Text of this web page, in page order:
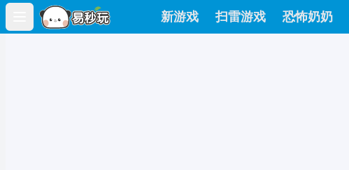
Open main menu
新游戏 扫雷游戏 恐怖奶奶